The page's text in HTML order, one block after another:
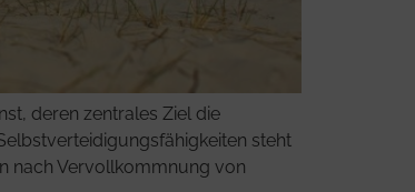
deren zentrales Ziel die
steht
nach Vervollkommnung von